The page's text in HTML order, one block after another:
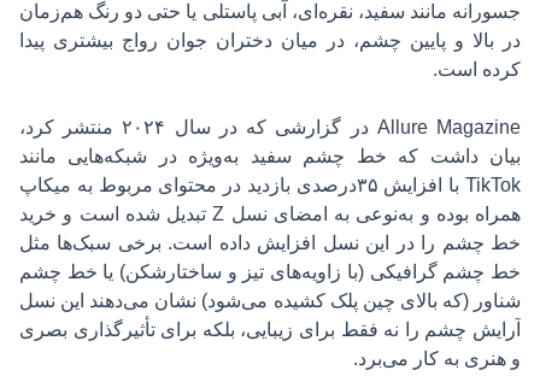
جسورانه مانند سفید، نقره‌ای، آبی پاستلی یا حتی دو رنگ هم‌زمان
در بالا و پایین چشم، در میان دختران جوان رواج بیشتری پیدا
کرده است.
Allure Magazine در گزارشی که در سال ۲۰۲۴ منتشر کرد،
بیان داشت که خط چشم سفید به‌ویژه در شبکه‌هایی مانند
TikTok با افزایش ۳۵درصدی بازدید در محتوای مربوط به میکاپ
همراه بوده و به‌نوعی به امضای نسل Z تبدیل شده است و
خرید
خط چشم را در این نسل افزایش داده است. برخی سبک‌ها مثل
خط چشم گرافیکی (با زاویه‌های تیز و ساختارشکن) یا خط چشم
شناور (که بالای چین پلک کشیده می‌شود) نشان می‌دهند این نسل
آرایش چشم را نه فقط برای زیبایی، بلکه برای تأثیرگذاری بصری
و هنری به کار می‌برد.